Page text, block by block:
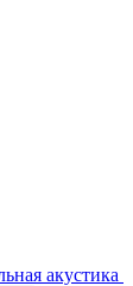
акустика